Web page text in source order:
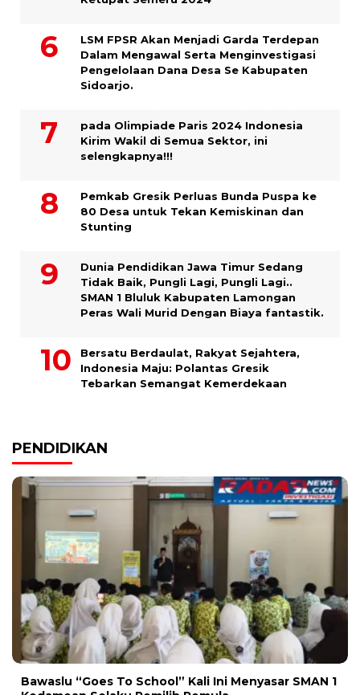
LSM FPSR Akan Menjadi Garda Terdepan
Dalam Mengawal Serta Menginvestigasi
Pengelolaan Dana Desa Se Kabupaten
Sidoarjo.
pada Olimpiade Paris 2024 Indonesia
Kirim Wakil di Semua Sektor, ini
selengkapnya!!!
Pemkab Gresik Perluas Bunda Puspa ke
80 Desa untuk Tekan Kemiskinan dan
Stunting
Dunia Pendidikan Jawa Timur Sedang
Tidak Baik, Pungli Lagi, Pungli Lagi..
SMAN 1 Bluluk Kabupaten Lamongan
Peras Wali Murid Dengan Biaya fantastik.
Bersatu Berdaulat, Rakyat Sejahtera,
Indonesia Maju: Polantas Gresik
Tebarkan Semangat Kemerdekaan
PENDIDIKAN
Bawaslu “Goes To School” Kali Ini Menyasar SMAN 1